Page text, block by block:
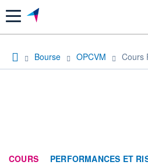
Menu
Bourse OPCVM Cours
COURS PERFORMANCES ET